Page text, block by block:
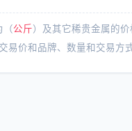
（公斤）及其它稀贵金属的
易价和品牌、数量和交易方